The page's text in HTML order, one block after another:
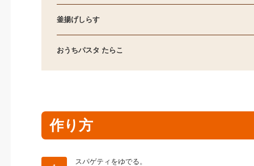
釜揚げしらす
おうちパスタ たらこ
作り方
作り方1：
スパゲティをゆでる。